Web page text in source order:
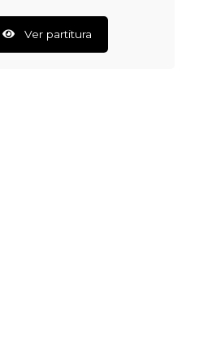
Ver partitura